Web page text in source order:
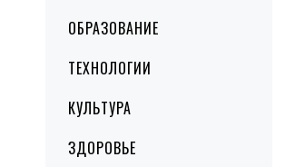
ОБРАЗОВАНИЕ
ТЕХНОЛОГИИ
КУЛЬТУРА
ЗДОРОВЬЕ